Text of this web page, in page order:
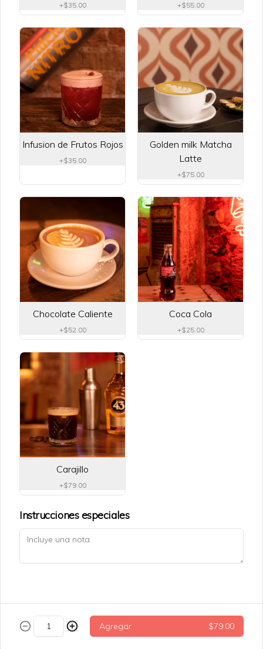
Panques
Plátano, almendras, blueberrie, limón,
cookies & cream.
$42.00
Pastel 3 leches
$65.00
Pastel 4 chocolates
Pastel 4 chocolates.
Pastel de chocolate
Pastel de chocolate.
$75.00
Tarta datil
Trenza cinammon roll
$79.00
+$35.00 +$55.00
Infusion de Frutos Rojos
+$35.00
Golden milk Matcha
Latte
+$75.00
Chocolate Caliente
+$52.00
Coca Cola
+$25.00
Carajillo
+$79.00
Instrucciones especiales
Agregar $79.00